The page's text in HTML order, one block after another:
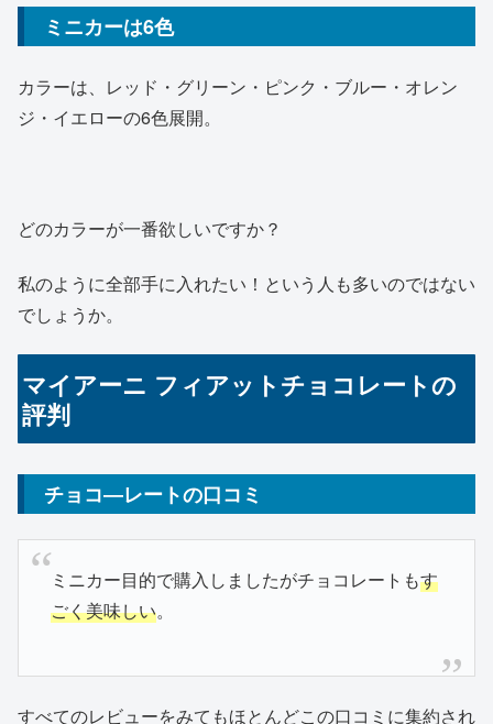
ミニカーは6色
カラーは、レッド・グリーン・ピンク・ブルー・オレン
ジ・イエローの6色展開。
どのカラーが一番欲しいですか？
私のように全部手に入れたい！という人も多いのではない
でしょうか。
マイアーニ フィアットチョコレートの
評判
チョコ―レートの口コミ
ミニカー目的で購入しましたがチョコレートもす
ごく美味しい。
すべてのレビューをみてもほとんどこの口コミに集約され